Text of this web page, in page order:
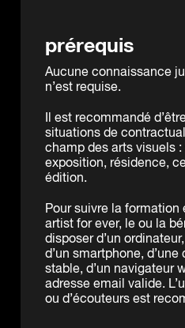
prérequis
Aucune connaissance
n’est requise.
Il est recommandé
situations de
champ des arts visuels
exposition, résidence,
édition.
Pour suivre la formation
artist for ever, le ou la
disposer d’un
d’un smartphone,
stable, d’un navigateur
adresse email valide.
ou d’écouteurs est